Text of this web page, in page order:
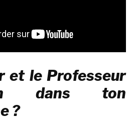
et le Professeur
dans ton
?